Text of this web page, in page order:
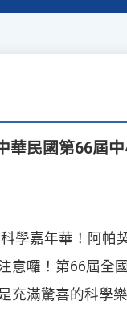
華民國第66屆
學嘉年華！阿帕
意囉！第66屆全
充滿驚喜的科學樂